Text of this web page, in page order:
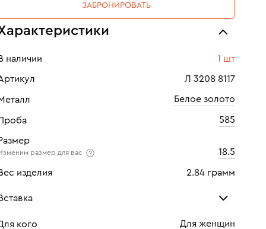
ЗАБРОНИРОВАТЬ
наличии 1 шт
Л 3208 8117
Белое золото
585
размер для вас 18.5
изделия 2.84 грамм
кого Для женщин